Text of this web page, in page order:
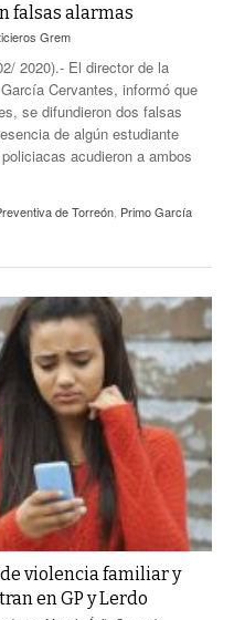
falsas alarmas
Grem
2020).- El director de la
Cervantes, informó que
se difundieron dos falsas
de algún estudiante
acudieron a ambos
de Torreón Primo García
violencia familiar y
en GP y Lerdo